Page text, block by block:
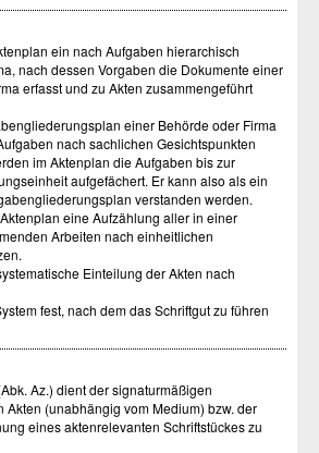
ein nach Aufgaben hierarchisch
nach dessen Vorgaben die Dokumente einer
erfasst und zu Akten zusammengeführt
einer Behörde oder Firma
nach sachlichen Gesichtspunkten
im Aktenplan die Aufgaben bis zur
aufgefächert. Er kann also als ein
verstanden werden.
eine Aufzählung aller in einer
Arbeiten nach einheitlichen
Einteilung der Akten nach
fest, nach dem das Schriftgut zu führen
Az.) dient der signaturmäßigen
Akten (unabhängig vom Medium) bzw. der
eines aktenrelevanten Schriftstückes zu